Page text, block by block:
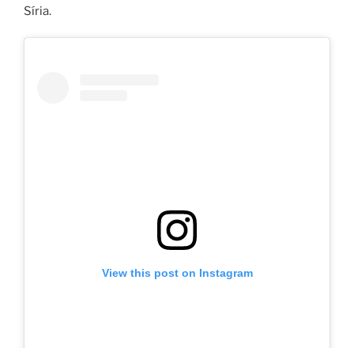
Síria.
View this post on Instagram